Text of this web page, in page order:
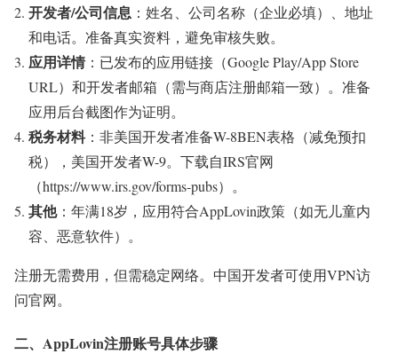
开发者/公司信息 ：姓名、公司名称（企业必填）、地址
和电话。准备真实资料，避免审核失败。
应用详情：已发布的应用链接（Google Play/App Store
URL）和开发者邮箱（需与商店注册邮箱一致）。准备
应用后台截图作为证明。
税务材料：非美国开发者准备W-8BEN表格（减免预扣
税），美国开发者W-9。下载自IRS官网
（https://www.irs.gov/forms-pubs）。
其他：年满18岁，应用符合AppLovin政策（如无儿童内
容、恶意软件）。
注册无需费用，但需稳定网络。中国开发者可使用VPN访
问官网。
二、AppLovin注册账号具体步骤